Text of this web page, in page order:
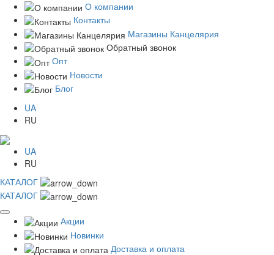
О компании
Контакты
Магазины Канцелярия
Обратный звонок
Опт
Новости
Блог
UA
RU
UA
RU
КАТАЛОГ
КАТАЛОГ
Акции
Новинки
Доставка и оплата